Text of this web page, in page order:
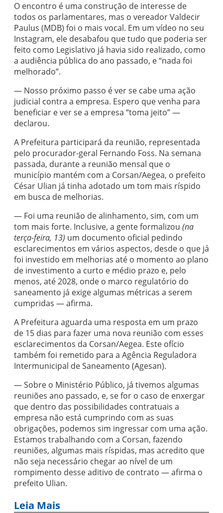
O encontro é uma construção de interesse de
todos os parlamentares, mas o vereador Valdecir
Paulus (MDB) foi o mais vocal. Em um vídeo no seu
Instagram, ele desabafou que tudo que poderia ser
feito como Legislativo já havia sido realizado, como
a audiência pública do ano passado, e “nada foi
melhorado”.
— Nosso próximo passo é ver se cabe uma ação
judicial contra a empresa. Espero que venha para
beneficiar e ver se a empresa “toma jeito” —
declarou.
A Prefeitura participará da reunião, representada
pelo procurador-geral Fernando Foss. Na semana
passada, durante a reunião mensal que o
município mantém com a Corsan/Aegea, o prefeito
César Ulian já tinha adotado um tom mais ríspido
em busca de melhorias.
— Foi uma reunião de alinhamento, sim, com um
tom mais forte. Inclusive, a gente formalizou (na
terça-feira, 13) um documento oficial pedindo
esclarecimentos em vários aspectos, desde o que já
foi investido em melhorias até o momento ao plano
de investimento a curto e médio prazo e, pelo
menos, até 2028, onde o marco regulatório do
saneamento já exige algumas métricas a serem
cumpridas — afirma.
A Prefeitura aguarda uma resposta em um prazo
de 15 dias para fazer uma nova reunião com esses
esclarecimentos da Corsan/Aegea. Este ofício
também foi remetido para a Agência Reguladora
Intermunicipal de Saneamento (Agesan).
— Sobre o Ministério Público, já tivemos algumas
reuniões ano passado, e, se for o caso de enxergar
que dentro das possibilidades contratuais a
empresa não está cumprindo com as suas
obrigações, podemos sim ingressar com uma ação.
Estamos trabalhando com a Corsan, fazendo
reuniões, algumas mais ríspidas, mas acredito que
não seja necessário chegar ao nível de um
rompimento desse aditivo de contrato — afirma o
prefeito Ulian.
Leia Mais